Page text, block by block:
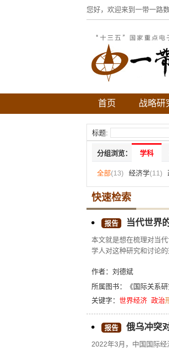
您好，欢迎来到一带一路数
首页 战略研
标题:
分组浏览： 学科
全部(13) 经济学(11)
快速检索
报告 当代世界
本文就是想在梳理对当
学人对这种研究和讨论
列浅显。需要说明的是，
作者：刘德斌
所属图书：
《国际关系
关键字： 世界经济 政治
报告 俄乌冲突
2022年3月，中国国际